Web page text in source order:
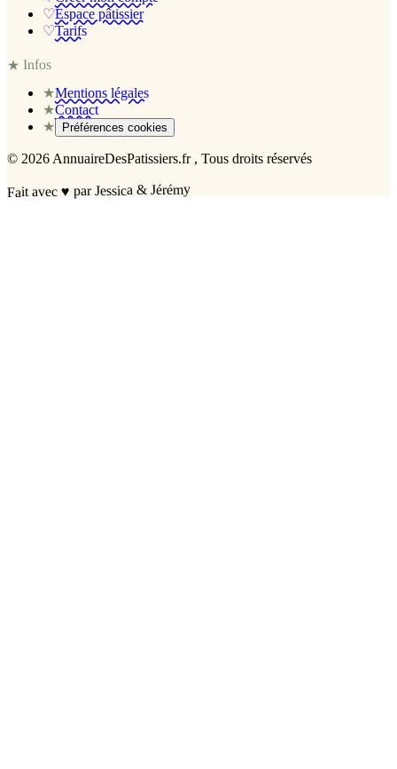
♡Espace pâtissier
♡Tarifs
★Infos
★Mentions légales
★Contact
★
Préférences cookies
© 2026 AnnuaireDesPatissiers.fr , Tous droits réservés
Fait avec♥ par Jessica & Jérémy